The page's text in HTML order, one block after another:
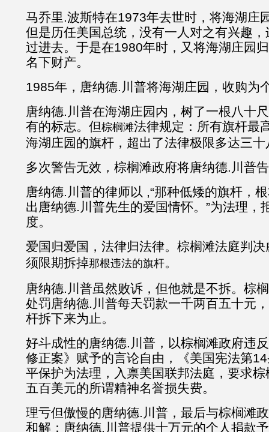
马乔里.波斯特在1973年去世时，将海湖庄
但是历任美国总统，没有一人对之有兴趣
过进去。于是在1980年时，又将海湖庄园
名下财产。
1985年，唐纳德.川普将海湖庄园，收购为
唐纳德.川普在海湖庄园内，树了一根八十
有的标志。但棕榈滩法律规定：所有旗杆最
海湖庄园的旗杆，超出了法律极限多达三
多次警告无效，棕榈滩政府将唐纳德.川普
唐纳德.川普的律师以 ,“那种低矮的旗杆，
出唐纳德.川普先生的爱国情怀。”为法理，
度。
爱国归爱国，法律归法律。棕榈滩法庭判决
须限期拆掉那根违法的旗杆。
唐纳德.川普虽然败诉，但他就是不拆。棕
处罚唐纳德.川普每天罚款一千两百五十元
杆拆下来为止。
好斗成性的唐纳德.川普，以棕榈滩政府违
修正案》赋予的言论自由，《美国宪法第
平保护为法理，入禀美国联邦法庭，要求
五百美元的所谓精神名誉损失费。
理亏但傲慢的唐纳德.川普，最后与棕榈滩
和解：唐纳德.川普提供十万元的个人捐款